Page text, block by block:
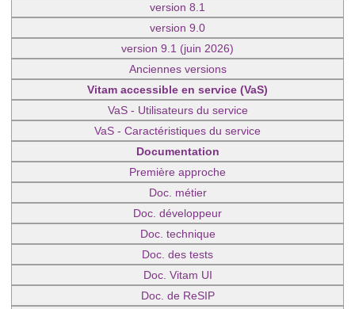
version 8.1
version 9.0
version 9.1 (juin 2026)
Anciennes versions
Vitam accessible en service (VaS)
VaS - Utilisateurs du service
VaS - Caractéristiques du service
Documentation
Première approche
Doc. métier
Doc. développeur
Doc. technique
Doc. des tests
Doc. Vitam UI
Doc. de ReSIP